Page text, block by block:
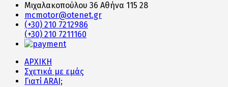
Μιχαλακοπούλου 36 Αθήνα 115 28
mcmotor@otenet.gr
(+30) 210 7212986
(+30) 210 7211160
ΑΡΧΙΚΗ
Σχετικά με εμάς
Γιατί ARAI;